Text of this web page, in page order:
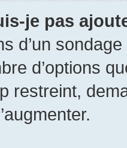
je pas
d’un
d’options
restreint,